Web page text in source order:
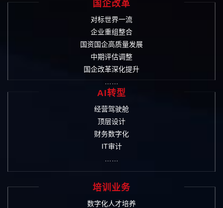
国企改革
对标世界一流
企业重组整合
国资国企高质量发展
中期评估调整
国企改革深化提升
AI转型
经营驾驶舱
顶层设计
财务数字化
IT审计
培训业务
数字化人才培养